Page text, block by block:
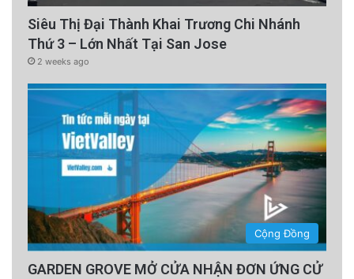
Siêu Thị Đại Thành Khai Trương Chi Nhánh
Thứ 3 – Lớn Nhất Tại San Jose
2 weeks ago
Cộng Đồng
GARDEN GROVE MỞ CỬA NHẬN ĐƠN ỨNG CỬ